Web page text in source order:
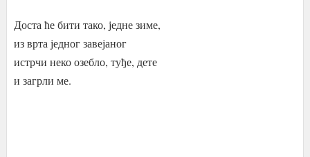
Доста ће бити тако, једне зиме,
из врта једног завејаног
истрчи неко озебло, туђе, дете
и загрли ме.